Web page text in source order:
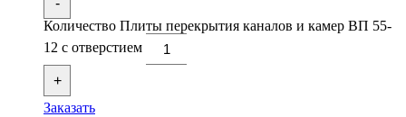
-
Количество Плиты перекрытия каналов и камер ВП 55-
12 с отверстием
+
Заказать